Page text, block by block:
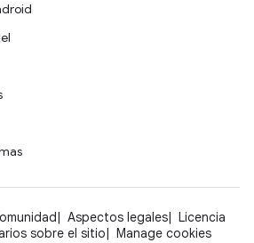
Aspectos legales
Licencia
sobre el sitio Manage cookies